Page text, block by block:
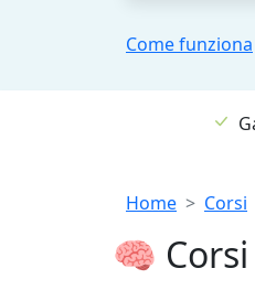
Come funziona
Home Corsi
🧠